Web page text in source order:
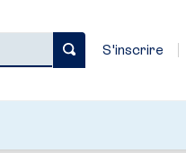
S'inscrire